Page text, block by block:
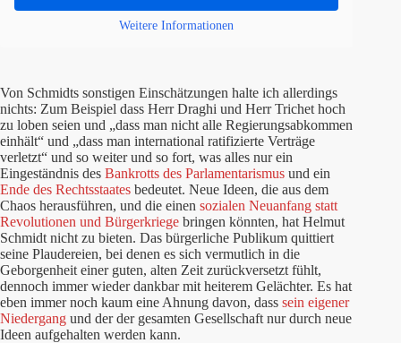
Weitere Informationen
Von Schmidts sonstigen Einschätzungen halte ich allerdings
nichts: Zum Beispiel dass Herr Draghi und Herr Trichet hoch
zu loben seien und „dass man nicht alle Regierungsabkommen
einhält“ und „dass man international ratifizierte Verträge
verletzt“ und so weiter und so fort, was alles nur ein
Eingeständnis des Bankrotts des Parlamentarismus und ein
Ende des Rechtsstaates bedeutet. Neue Ideen, die aus dem
Chaos herausführen, und die einen sozialen Neuanfang statt
Revolutionen und Bürgerkriege bringen könnten, hat Helmut
Schmidt nicht zu bieten. Das bürgerliche Publikum quittiert
seine Plaudereien, bei denen es sich vermutlich in die
Geborgenheit einer guten, alten Zeit zurückversetzt fühlt,
dennoch immer wieder dankbar mit heiterem Gelächter. Es hat
eben immer noch kaum eine Ahnung davon, dass sein eigener
Niedergang und der der gesamten Gesellschaft nur durch neue
Ideen aufgehalten werden kann.